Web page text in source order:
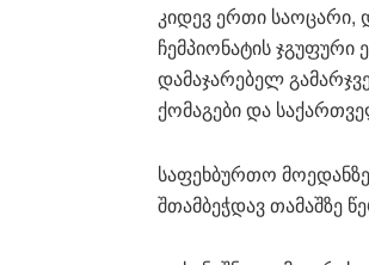
კიდევ ერთი საოცარი,
ჩემპიონატის
დამაჯარებელ
ქომაგები და
საფეხბურთო
შთამბეჭდავ